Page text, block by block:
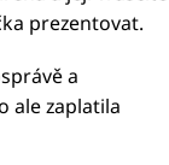
prezentovat.
a
ale zaplatila